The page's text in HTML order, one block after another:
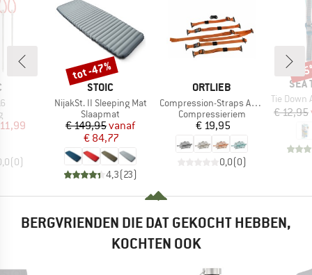
prijs
(0)
MERK
STOIC
Artikel
NijakSt. II Sleeping Mat
Productgroep
Slaapmat
Prijs
€ 149,95Verlaagde prijs
vanaf
€ 84,77
4,3(23)
Korting
tot -47%
MERK
ORTLIEB
Artikel
Compression-Straps Atrack
Productgroep
Compressieriem
Prijs
€ 19,95
0,0(0)
SEA
Artikel
Tie Down
€ 12,95
-
BERGVRIENDEN DIE DAT GEKOCHT HEBBEN,
KOCHTEN OOK